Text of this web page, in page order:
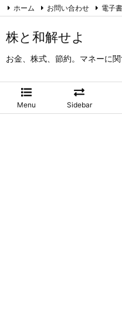
株と和解せよ
お金、株式、節約。マネーに
Menu Sidebar
ホーム お問い合わせ 電子